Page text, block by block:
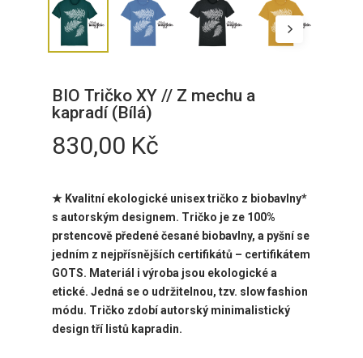
BIO Tričko XY // Z mechu a
kapradí (Bílá)
830,00 Kč
★ Kvalitní ekologické unisex tričko z biobavlny*
s autorským designem. Tričko je ze 100%
prstencově předené česané biobavlny, a pyšní se
jedním z nejpřísnějších certifikátů – certifikátem
GOTS. Materiál i výroba jsou ekologické a
etické. Jedná se o udržitelnou, tzv. slow fashion
módu. Tričko zdobíautorský minimalistický
design tří listů kapradin.